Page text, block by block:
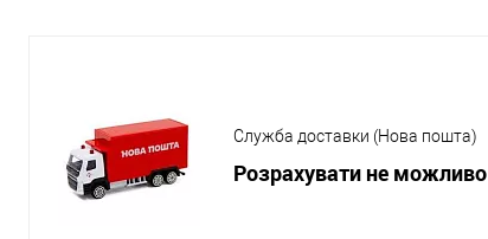
Служба доставки (Нова пошта)
Розрахувати не можливо